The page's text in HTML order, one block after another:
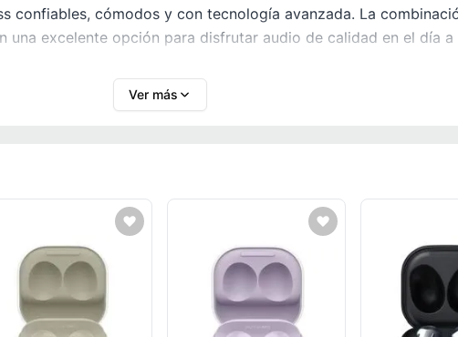
confiables, cómodos y con tecnología avanzada. La
una excelente opción para disfrutar audio de calidad en el día
Ver más